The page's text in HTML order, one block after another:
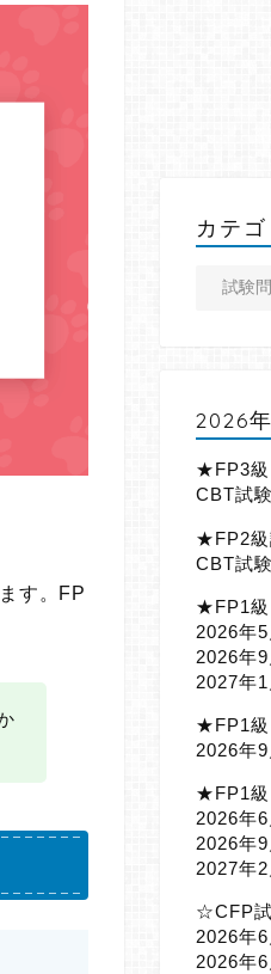
す。FP
カテ
2026
★FP3級
CBT試
★FP2級
CBT試
★FP1級
2026年
2026年
2027年
★FP1級
2026年
★FP1級
2026年
2026年
2027年
☆CFP試
2026年
2026年